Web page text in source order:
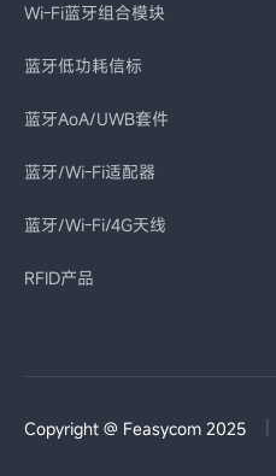
Wi-Fi蓝牙组合模块
蓝牙低功耗信标
蓝牙AoA/UWB套件
蓝牙/Wi-Fi适配器
蓝牙/Wi-Fi/4G天线
RFID产品
Copyright @ Feasycom 2025